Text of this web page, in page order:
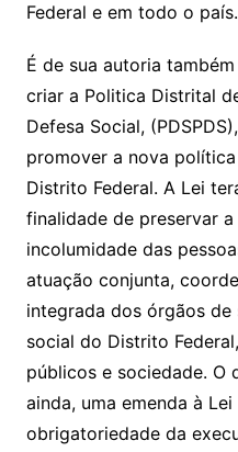
Federal e em todo o país.
É de sua autoria
criar a Politica Distrital
Defesa Social,
promover a nova
Distrito Federal. A Lei
finalidade de preservar
incolumidade das
atuação conjunta,
integrada dos órgãos de
social do Distrito
públicos e sociedade. O
ainda, uma emenda à
obrigatoriedade da